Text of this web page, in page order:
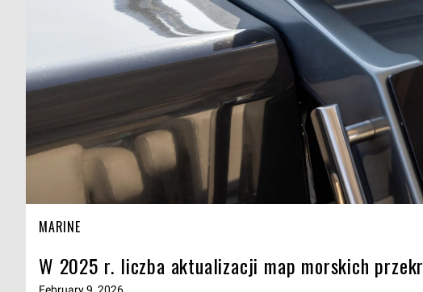
MARINE
W 2025 r. liczba aktualizacji map morskich